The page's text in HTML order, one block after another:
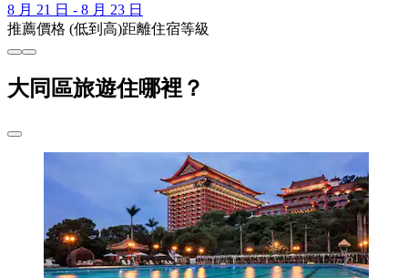
8 月 21 日 - 8 月 23 日
推薦價格 (低到高)距離住宿等級
大同區旅遊住哪裡？